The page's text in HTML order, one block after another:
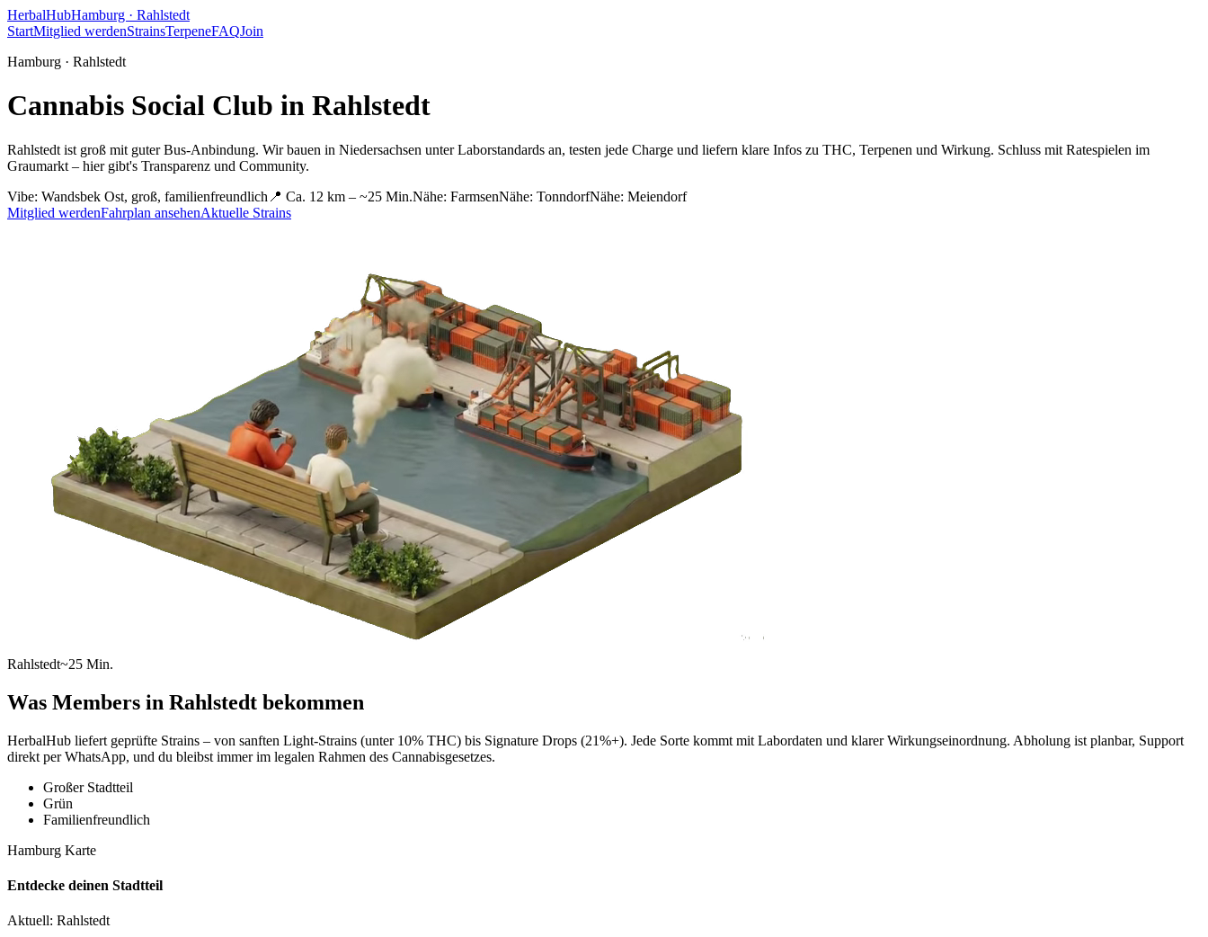
HerbalHubHamburg · Rahlstedt
StartMitglied werdenStrainsTerpeneFAQJoin
Hamburg · Rahlstedt
Cannabis Social Club in Rahlstedt
Rahlstedt ist groß mit guter Bus-Anbindung. Wir bauen in Niedersachsen unter Laborstandards an, testen jede Charge und liefern klare Infos zu THC, Terpenen und Wirkung. Schluss mit Ratespielen im
Graumarkt – hier gibt's Transparenz und Community.
Vibe: Wandsbek Ost, groß, familienfreundlich 📍 Ca. 12 km – ~25 Min.Nähe: FarmsenNähe: TonndorfNähe: Meiendorf
Mitglied werdenFahrplan ansehenAktuelle Strains
Rahlstedt~25 Min.
Was Members in Rahlstedt bekommen
HerbalHub liefert geprüfte Strains – von sanften Light-Strains (unter 10% THC) bis Signature Drops (21%+). Jede Sorte kommt mit Labordaten und klarer Wirkungseinordnung. Abholung ist planbar, Support
direkt per WhatsApp, und du bleibst immer im legalen Rahmen des Cannabisgesetzes.
Großer Stadtteil
Grün
Familienfreundlich
Hamburg Karte
Entdecke deinen Stadtteil
Aktuell: Rahlstedt